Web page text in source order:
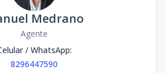
Medrano
Agente
/ WhatsApp:
8296447590